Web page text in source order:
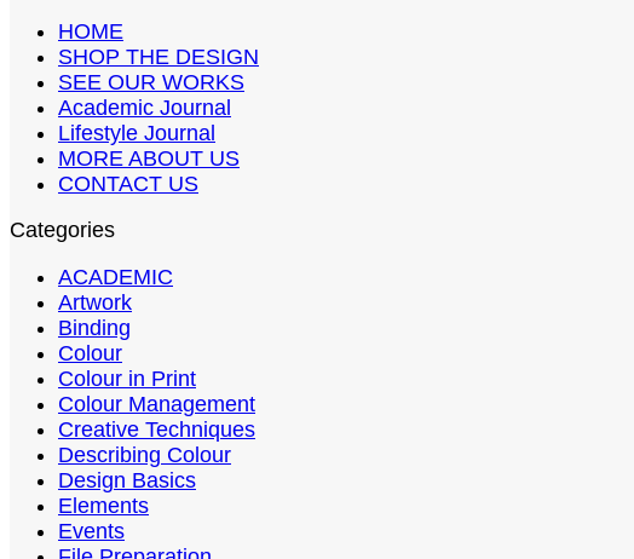
HOME
SHOP THE DESIGN
SEE OUR WORKS
Academic Journal
Lifestyle Journal
MORE ABOUT US
CONTACT US
Categories
ACADEMIC
Artwork
Binding
Colour
Colour in Print
Colour Management
Creative Techniques
Describing Colour
Design Basics
Elements
Events